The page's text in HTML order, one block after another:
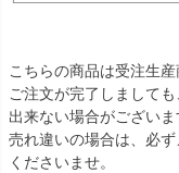
こちらの商品は受注生産
ご注文が完了しまして
出来ない場合がございま
売れ違いの場合は、必
くださいませ。